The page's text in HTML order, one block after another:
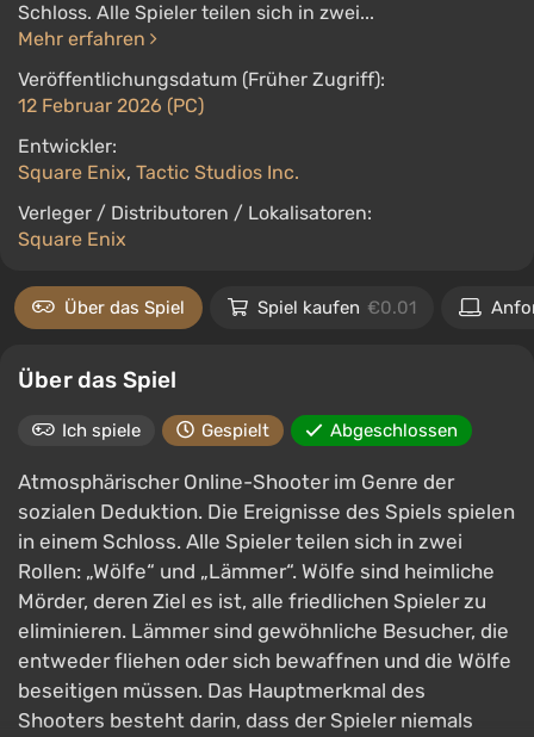
Schloss. Alle Spieler teilen sich in zwei...
Mehr erfahren
Veröffentlichungsdatum (Früher Zugriff):
12 Februar 2026 (PC)
Entwickler:
Square Enix, Tactic Studios Inc.
Verleger / Distributoren / Lokalisatoren:
Square Enix
Über das Spiel Spiel kaufen €0.01
Über das Spiel
Ich spiele Gespielt Abgeschlossen
Atmosphärischer Online-Shooter im Genre der
sozialen Deduktion. Die Ereignisse des Spiels spielen
in einem Schloss. Alle Spieler teilen sich in zwei
Rollen: „Wölfe“ und „Lämmer“. Wölfe sind heimliche
Mörder, deren Ziel es ist, alle friedlichen Spieler zu
eliminieren. Lämmer sind gewöhnliche Besucher, die
entweder fliehen oder sich bewaffnen und die Wölfe
beseitigen müssen. Das Hauptmerkmal des
Shooters besteht darin, dass der Spieler niemals